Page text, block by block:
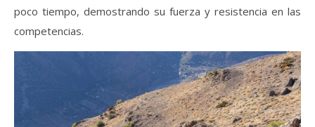
poco tiempo, demostrando su fuerza y resistencia en las
competencias.